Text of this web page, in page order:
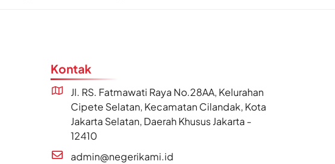
Kontak
Jl. RS. Fatmawati Raya No.28AA, Kelurahan
Cipete Selatan, Kecamatan Cilandak, Kota
Jakarta Selatan, Daerah Khusus Jakarta -
12410
admin@negerikami.id